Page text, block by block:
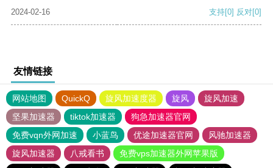
2024-02-16
支持[0] 反对[0]
友情链接
网站地图 QuickQ 旋风加速度器 旋风
旋风加速
坚果加速器
tiktok加速器
狗急加速器官网
免费vqn外网加速
小蓝鸟 优途加速器官网
风驰加速器
旋风加速器
八戒看书
免费vps加速器外网苹果版